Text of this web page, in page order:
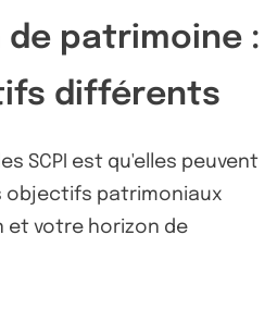
patrimoine :
différents
SCPI est qu'elles peuvent
objectifs patrimoniaux
et votre horizon de